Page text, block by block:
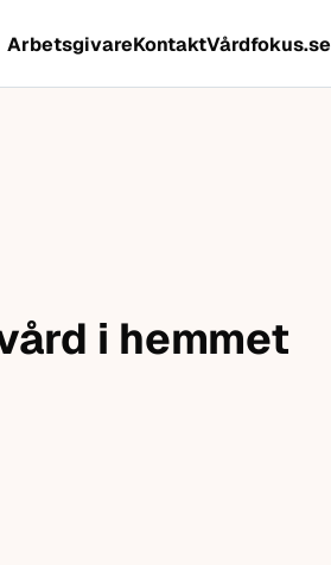
ArbetsgivareKontaktVårdfokus.se
i hemmet